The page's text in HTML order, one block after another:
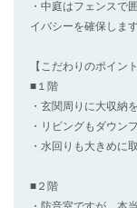
・中庭はフェンスで
イバシーを確保します
【こだわりのポイント
■１階
・玄関周りに大収納
・リビングもダウン
・水回りも大きめに
■２階